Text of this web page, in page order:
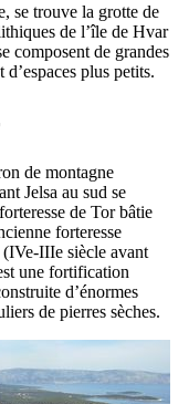
se trouve la grotte de
de l’île de Hvar
composent de grandes
plus petits.
de montagne
Jelsa au sud se
de Torbâtie
forteresse
(IVe-IIIe siècle avant
une fortification
d’énormes
de pierres sèches.